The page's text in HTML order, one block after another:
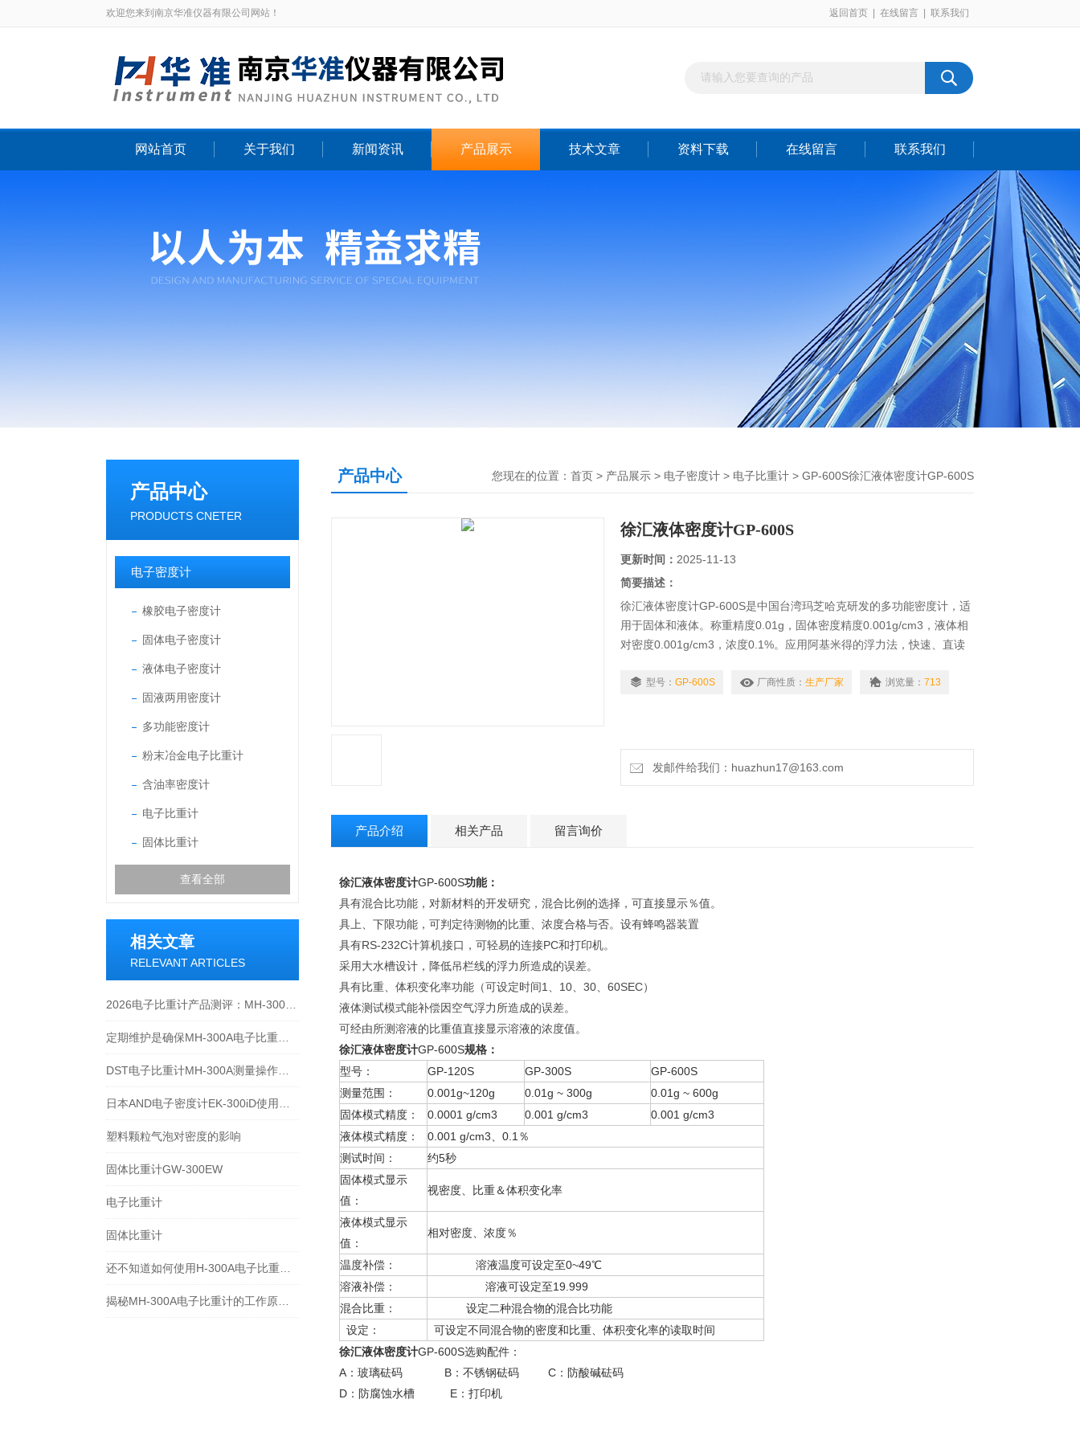
欢迎您来到南京华准仪器有限公司网站！ 返回首页 在线留言 联系我们
网站首页 关于我们 新闻资讯 产品展示 技术文章 资料下载 在线留言 联系我们
产品中心
PRODUCTS CNETER
电子密度计
橡胶电子密度计
固体电子密度计
液体电子密度计
固液两用密度计
多功能密度计
粉末冶金电子比重计
含油率密度计
电子比重计
固体比重计
查看全部
相关文章
RELEVANT ARTICLES
塑料颗粒气泡对密度的影响
固体比重计GW-300EW
电子比重计
固体比重计
产品中心 您现在的位置： 首页 > 产品展示 > 电子密度计 > 电子比重计 > GP-600S徐汇液体密度计GP-600S
徐汇液体密度计GP-600S
更新时间： 2025-11-13
简要描述：
徐汇液体密度计GP-600S是中国台湾玛芝哈克研发的多功能密度计，适
用于固体和液体。称重精度0.01g，固体密度精度0.001g/cm3，液体相
对密度0.001g/cm3，浓度0.1%。应用阿基米得的浮力法，快速、直读
率 液体：相对密度、浓度。
型号： GP-600S 厂商性质： 生产厂家 浏览量： 713
发邮件给我们：huazhun17@163.com
产品介绍 相关产品 留言询价
徐汇液体密度计GP-600S功能：
具有混合比功能，对新材料的开发研究，混合比例的选择，可直接显示％值。
具上、下限功能，可判定待测物的比重、浓度合格与否。设有蜂鸣器装置
具有RS-232C计算机接口，可轻易的连接PC和打印机。
采用大水槽设计，降低吊栏线的浮力所造成的误差。
具有比重、体积变化率功能（可设定时间1、10、30、60SEC）
液体测试模式能补偿因空气浮力所造成的误差。
可经由所测溶液的比重值直接显示溶液的浓度值。
徐汇液体密度计GP-600S规格：
型号：
GP-120S GP-300S
GP-600S
测量范围：
0.001g~120g 0.01g ~ 300g
0.01g ~ 600g
固体模式精度：
0.0001 g/cm3 0.001 g/cm3
0.001 g/cm3
液体模式精度：
0.001 g/cm3、0.1％
测试时间：
约5秒
固体模式显示
值：
视密度、比重＆体积变化率
液体模式显示
值：
相对密度、浓度％
温度补偿：
溶液温度可设定至0~49℃
溶液补偿：
溶液可设定至19.999
混合比重：
设定二种混合物的混合比功能
设定：
可设定不同混合物的密度和比重、体积变化率的读取时间
徐汇液体密度计GP-600S选购配件：
A：玻璃砝码 B：不锈钢砝码 C：防酸碱砝码
D：防腐蚀水槽 E：打印机